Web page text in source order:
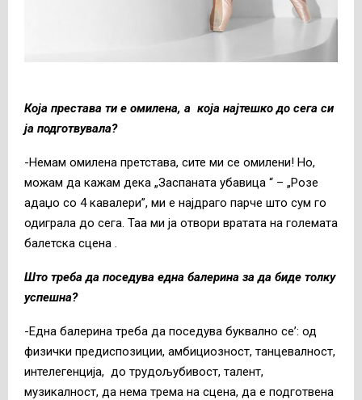
Која престава ти е омилена, а која најтешко до сега си
ја подготвувала?
-Немам омилена претстава, сите ми се омилени! Но,
можам да кажам дека „Заспаната убавица “ – „Розе
адаџо со 4 кавалери”, ми е најдраго парче што сум го
одиграла до сега. Таа ми ја отвори вратата на големата
балетска сцена .
Што треба да поседува една балерина за да биде толку
успешна?
-Една балерина треба да поседува буквално се’: од
физички предиспозиции, амбициозност, танцевалност,
интелегенција, до трудољубивост, талент,
музикалност, да нема трема на сцена, да е подготвена